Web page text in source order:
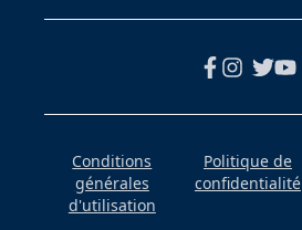
Conditions
générales
d'utilisation
Politique de
confidentialité